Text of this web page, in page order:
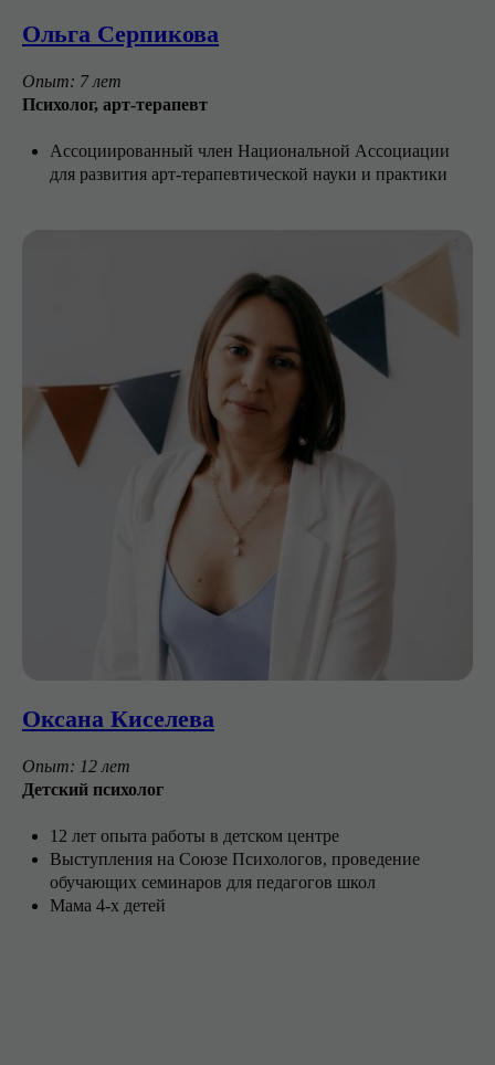
Ольга Серпикова
Опыт: 7 лет
Психолог, арт-терапевт
Ассоциированный член Национальной Ассоциации
для развития арт-терапевтической науки и практики
Оксана Киселева
Опыт: 12 лет
Детский психолог
12 лет опыта работы в детском центре
Выступления на Союзе Психологов, проведение
обучающих семинаров для педагогов школ
Мама 4-х детей